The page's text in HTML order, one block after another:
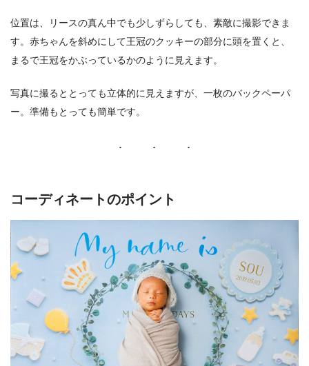
位置は、リースの真ん中でも少しずらしても、素敵に撮影できま
す。赤ちゃんを斜めにして王冠のクッキーの部分に頭を置くと、
まるで王冠をかぶっているかのように見えます。
写真に撮るととっても立体的に見えますが、一枚のバックペーパ
ー。準備もとっても簡単です。
コーディネートのポイント